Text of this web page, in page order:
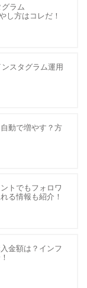
ラム
し方はコレだ！
ンスタグラム運用
動で増やす？方
トでもフォロワ
る情報も紹介！
金額は？インフ